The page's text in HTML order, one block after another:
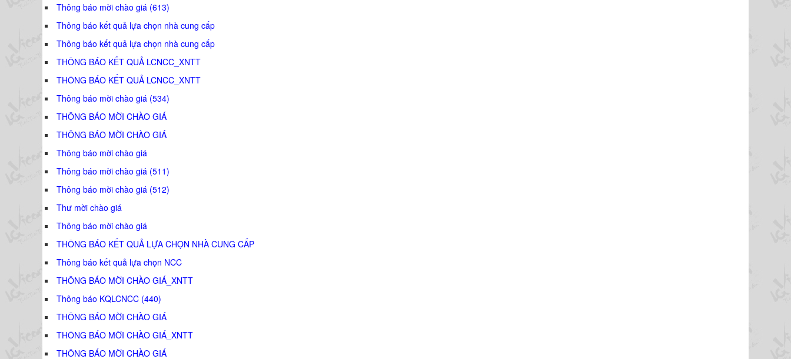
Thông báo mời chào giá (613)
Thông báo kết quả lựa chọn nhà cung cấp
Thông báo kết quả lựa chọn nhà cung cấp
THÔNG BÁO KẾT QUẢ LCNCC_XNTT
THÔNG BÁO KẾT QUẢ LCNCC_XNTT
Thông báo mời chào giá (534)
THÔNG BÁO MỜI CHÀO GIÁ
THÔNG BÁO MỜI CHÀO GIÁ
Thông báo mời chào giá
Thông báo mời chào giá (511)
Thông báo mời chào giá (512)
Thư mời chào giá
Thông báo mời chào giá
THÔNG BÁO KẾT QUẢ LỰA CHỌN NHÀ CUNG CẤP
Thông báo kết quả lựa chọn NCC
THÔNG BÁO MỜI CHÀO GIÁ_XNTT
Thông báo KQLCNCC (440)
THÔNG BÁO MỜI CHÀO GIÁ
THÔNG BÁO MỜI CHÀO GIÁ_XNTT
THÔNG BÁO MỜI CHÀO GIÁ